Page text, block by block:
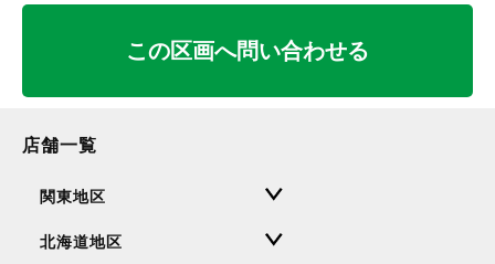
この区画へ問い合わせる
店舗一覧
関東地区
北海道地区